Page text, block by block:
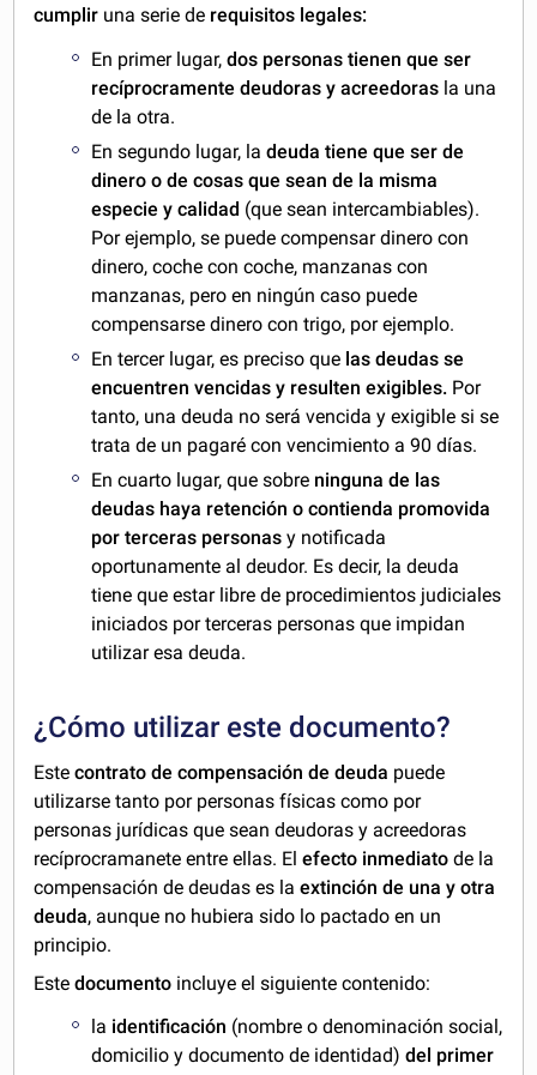
cumplir una serie de requisitos legales:
En primer lugar,dos personas tienen que ser
recíprocramente deudoras y acreedoras la una
de la otra.
En segundo lugar, ladeuda tiene que ser de
dinero o de cosas que sean de la misma
especie y calidad (que sean intercambiables).
Por ejemplo, se puede compensar dinero con
dinero, coche con coche, manzanas con
manzanas, pero en ningún caso puede
compensarse dinero con trigo, por ejemplo.
En tercer lugar, es preciso que las deudas se
encuentren vencidas y resulten exigibles. Por
tanto, una deuda no será vencida y exigible si se
trata de un pagaré con vencimiento a 90 días.
En cuarto lugar, que sobre ninguna de las
deudas haya retención o contienda promovida
por terceras personas y notificada
oportunamente al deudor. Es decir, la deuda
tiene que estar libre de procedimientos judiciales
iniciados por terceras personas que impidan
utilizar esa deuda.
¿Cómo utilizar este documento?
Estecontrato de compensación de deuda puede
utilizarse tanto por personas físicas como por
personas jurídicas que sean deudoras y acreedoras
recíprocramanete entre ellas. Elefecto inmediato de la
compensación de deudas es laextinción de una y otra
deuda, aunque no hubiera sido lo pactado en un
principio.
Estedocumento incluye el siguiente contenido:
la identificación (nombre o denominación social,
domicilio y documento de identidad)del primer